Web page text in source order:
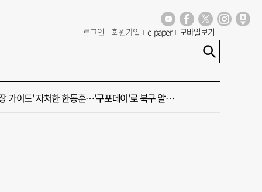
로그인 회원가입 e-paper 모바일보기
청사, 북항 재개발 부지 복합항만지구 확정
가이드' 자처한 한동훈…'구포데이'로 북구 알리기 총력
기 만에 노조 생긴 두 기업, 닮은 꼴 노사 갈등